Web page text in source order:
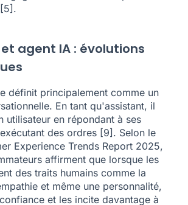
[5] .
agent IA : évolutions
définit principalement comme un
En tant qu'assistant, il
utilisateur en répondant à ses
des ordres [9] . Selon le
Experience Trends Report 2025,
affirment que lorsque les
des traits humains comme la
et même une personnalité,
et les incite davantage à